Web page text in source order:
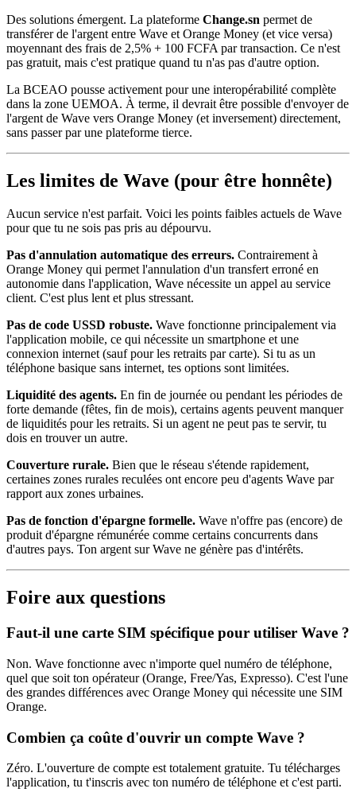
Des solutions émergent. La plateforme Change.sn permet de
transférer de l'argent entre Wave et Orange Money (et vice versa)
moyennant des frais de 2,5% + 100 FCFA par transaction. Ce n'est
pas gratuit, mais c'est pratique quand tu n'as pas d'autre option.
La BCEAO pousse activement pour une interopérabilité complète
dans la zone UEMOA. À terme, il devrait être possible d'envoyer de
l'argent de Wave vers Orange Money (et inversement) directement,
sans passer par une plateforme tierce.
Les limites de Wave (pour être honnête)
Aucun service n'est parfait. Voici les points faibles actuels de Wave
pour que tu ne sois pas pris au dépourvu.
Pas d'annulation automatique des erreurs. Contrairement à
Orange Money qui permet l'annulation d'un transfert erroné en
autonomie dans l'application, Wave nécessite un appel au service
client. C'est plus lent et plus stressant.
Pas de code USSD robuste. Wave fonctionne principalement via
l'application mobile, ce qui nécessite un smartphone et une
connexion internet (sauf pour les retraits par carte). Si tu as un
téléphone basique sans internet, tes options sont limitées.
Liquidité des agents. En fin de journée ou pendant les périodes de
forte demande (fêtes, fin de mois), certains agents peuvent manquer
de liquidités pour les retraits. Si un agent ne peut pas te servir, tu
dois en trouver un autre.
Couverture rurale. Bien que le réseau s'étende rapidement,
certaines zones rurales reculées ont encore peu d'agents Wave par
rapport aux zones urbaines.
Pas de fonction d'épargne formelle. Wave n'offre pas (encore) de
produit d'épargne rémunérée comme certains concurrents dans
d'autres pays. Ton argent sur Wave ne génère pas d'intérêts.
Foire aux questions
Faut-il une carte SIM spécifique pour utiliser Wave ?
Non. Wave fonctionne avec n'importe quel numéro de téléphone,
quel que soit ton opérateur (Orange, Free/Yas, Expresso). C'est l'une
des grandes différences avec Orange Money qui nécessite une SIM
Orange.
Combien ça coûte d'ouvrir un compte Wave ?
Zéro. L'ouverture de compte est totalement gratuite. Tu télécharges
l'application, tu t'inscris avec ton numéro de téléphone et c'est parti.